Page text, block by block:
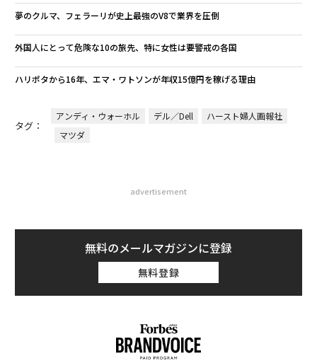
夢のクルマ、フェラーリが史上最強のV8で業界を圧倒
外国人にとって危険な10の旅先、特に女性は要警戒の各国
ハリポタから16年、エマ・ワトソンが年収15億円を稼げる理由
タグ：
アンディ・ウォーホル デル／Dell
ハースト婦人画報社
マツダ
advertisement
無料のメールマガジンに登録
無料登録